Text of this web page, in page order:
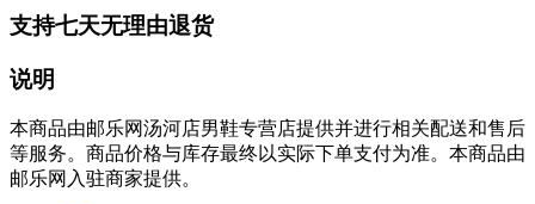
支持七天无理由退货
说明
本商品由邮乐网汤河店男鞋专营店提供并进行相关配送和售后
等服务。商品价格与库存最终以实际下单支付为准。本商品由
邮乐网入驻商家提供。